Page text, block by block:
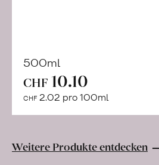
500ml
CHF 10.10
CHF 2.02 pro 100ml
Warenkorb
Weitere Produkte entdecken